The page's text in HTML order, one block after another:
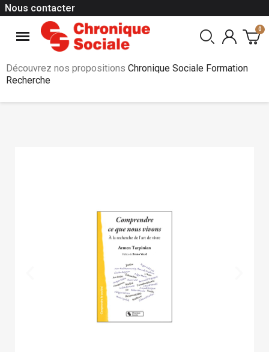
Nous contacter
Découvrez nos propositions Chronique Sociale Formation
Recherche